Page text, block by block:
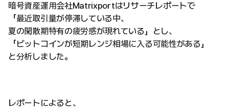
暗号資産運用会社Matrixportはリサーチレポートで
「最近取引量が停滞している中、
夏の閑散期特有の疲労感が現れている」とし、
「ビットコインが短期レンジ相場に入る可能性がある」
と分析しました。
レポートによると、